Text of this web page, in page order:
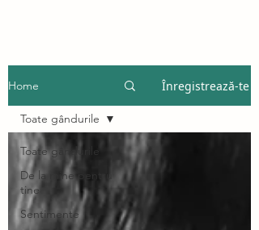
Home Înregistrează-te
Toate gândurile
De la mine pentru
tine
Sentimente
Toate gândurile